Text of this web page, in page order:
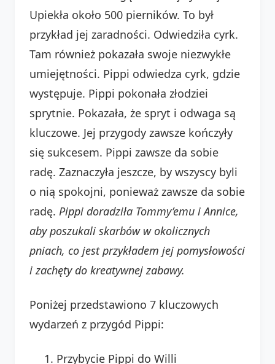
Upiekła około 500 pierników. To był
przykład jej zaradności. Odwiedziła cyrk.
Tam również pokazała swoje niezwykłe
umiejętności. Pippi odwiedza cyrk, gdzie
występuje. Pippi pokonała złodziei
sprytnie. Pokazała, że spryt i odwaga są
kluczowe. Jej przygody zawsze kończyły
się sukcesem. Pippi zawsze da sobie
radę. Zaznaczyła jeszcze, by wszyscy byli
o nią spokojni, ponieważ zawsze da sobie
radę. Pippi doradziła Tommy’emu i Annice,
aby poszukali skarbów w okolicznych
pniach, co jest przykładem jej pomysłowości
i zachęty do kreatywnej zabawy.
Poniżej przedstawiono 7 kluczowych
wydarzeń z przygód Pippi:
Przybycie Pippi do Willi